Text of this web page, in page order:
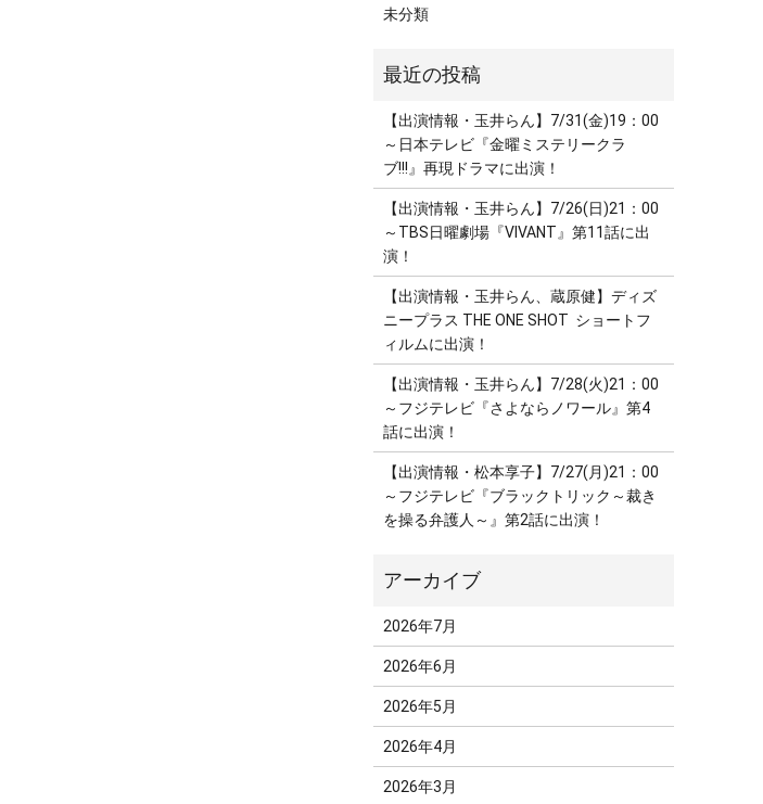
未分類
【出演情報・玉井らん】7/31(金)19：00
～日本テレビ『金曜ミステリークラ
ブ!!!』再現ドラマに出演！
【出演情報・玉井らん】7/26(日)21：00
～TBS日曜劇場『VIVANT』第11話に出
演！
【出演情報・玉井らん、蔵原健】ディズ
ニープラス THE ONE SHOT ショートフ
ィルムに出演！
【出演情報・玉井らん】7/28(火)21：00
～フジテレビ『さよならノワール』第4
話に出演！
【出演情報・松本享子】7/27(月)21：00
～フジテレビ『ブラックトリック～裁き
を操る弁護人～』第2話に出演！
2026年7月
2026年6月
2026年5月
2026年4月
2026年3月